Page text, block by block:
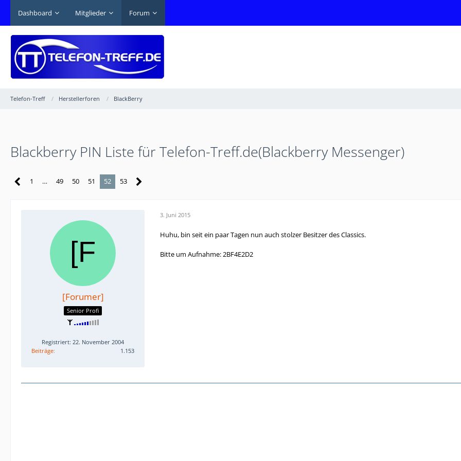
Dashboard Mitglieder Forum
Telefon-Treff Herstellerforen BlackBerry
Blackberry PIN Liste für Telefon-Treff.de(Blackberry Messenger)
1 … 49 50 51 52 53
[Forumer]
Senior Profi
Registriert: 22. November 2004
Beiträge
1.153
3. Juni 2015
Huhu, bin seit ein paar Tagen nun auch stolzer Besitzer des Classics.
Bitte um Aufnahme: 2BF4E2D2